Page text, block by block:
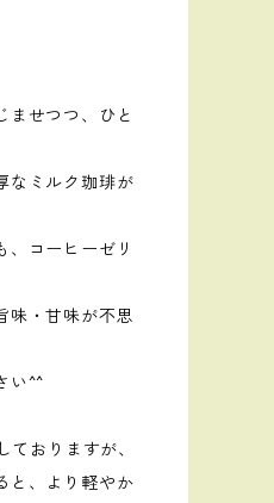
ませつつ、ひと
なミルク珈琲が
コーヒーゼリ
味・甘味が不思
い^^
おりますが、
と、より軽やか